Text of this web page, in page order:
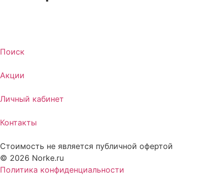
Поиск
Акции
Личный кабинет
Контакты
Стоимость не является публичной офертой
© 2026 Norke.ru
Политика конфиденциальности